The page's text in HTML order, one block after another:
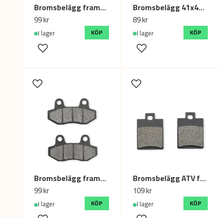
Bromsbelägg fram/bak, cross / scooter
99 kr
I lager KÖP
Bromsbelägg 41x45mm, Dirtbike / ATV
89 kr
I lager KÖP
Bromsbelägg fram/bak 42x77mm, cross / scooter
99 kr
I lager KÖP
Bromsbelägg ATV för dubbelkolvsok Apollo
109 kr
I lager KÖP